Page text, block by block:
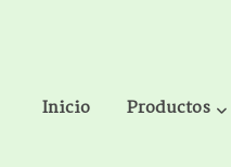
Inicio Productos